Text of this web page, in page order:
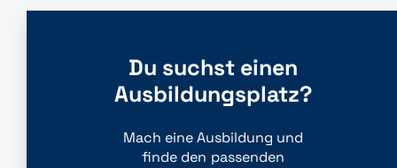
Du suchst einen
Ausbildungsplatz?
Mach eine Ausbildung und
finde den passenden